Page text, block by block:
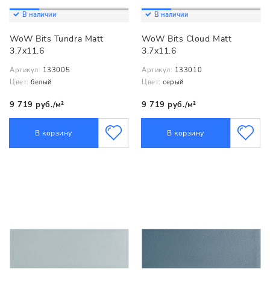
В наличии
WoW Bits Tundra Matt
3.7x11.6
Артикул: 133005
Цвет: белый
9 719 руб./м²
В корзину
В наличии
WoW Bits Cloud Matt
3.7x11.6
Артикул: 133010
Цвет: серый
9 719 руб./м²
В корзину